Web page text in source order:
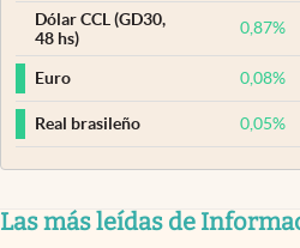
Dólar CCL (GD30,
48 hs)
0,87%
Euro 0,08%
Real brasileño 0,05%
Las más leídas de